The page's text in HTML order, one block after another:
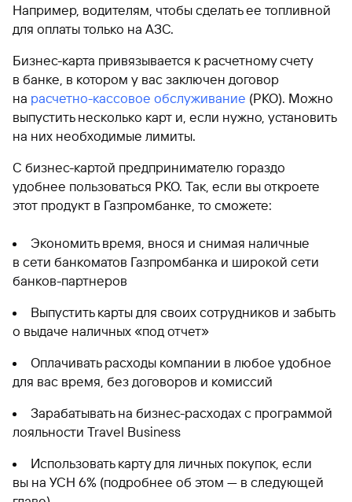
Например, водителям, чтобы сделать ее топливной
для оплаты только на АЗС.
Бизнес-карта привязывается к расчетному счету
в банке, в котором у вас заключен договор
на расчетно-кассовое обслуживание (РКО). Можно
выпустить несколько карт и, если нужно, установить
на них необходимые лимиты.
С бизнес-картой предпринимателю гораздо
удобнее пользоваться РКО. Так, если вы откроете
этот продукт в Газпромбанке, то сможете:
Экономить время, внося и снимая наличные
в сети банкоматов Газпромбанка и широкой сети
банков-партнеров
Выпустить карты для своих сотрудников и забыть
о выдаче наличных «под отчет»
Оплачивать расходы компании в любое удобное
для вас время, без договоров и комиссий
Зарабатывать на бизнес-расходах с программой
лояльности Travel Business
Использовать карту для личных покупок, если
вы на УСН 6% (подробнее об этом — в следующей